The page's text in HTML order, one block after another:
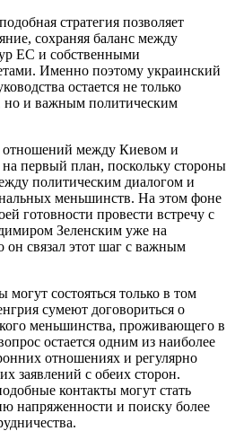
стратегия позволяет
сохраняя баланс между
ЕС и собственными
Именно поэтому украинский
остается не только
но и важным политическим
отношений между Киевом и
первый план, поскольку стороны
политическим диалогом и
меньшинств. На этом фоне
готовности провести встречу с
Зеленским уже на
он связал этот шаг с важным
состояться только в том
сумеют договориться о
меньшинства, проживающего в
остается одним из наиболее
отношениях и регулярно
заявлений с обеих сторон.
контакты могут стать
напряженности и поиску более